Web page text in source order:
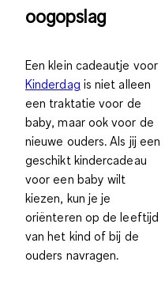
oogopslag
Een klein cadeautje voor
Kinderdag is niet alleen
een traktatie voor de
baby, maar ook voor de
nieuwe ouders. Als jij een
geschikt kindercadeau
voor een baby wilt
kiezen, kun je je
oriënteren op de leeftijd
van het kind of bij de
ouders navragen.